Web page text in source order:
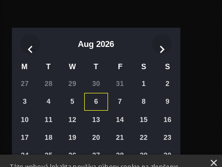
Aug 2026
M T W T F S S
27 28 29 30 31 1 2
3 4 5 6 7 8 9
10 11 12 13 14 15 16
17 18 19 20 21 22 23
24 25 26 27 28 29 30 ×